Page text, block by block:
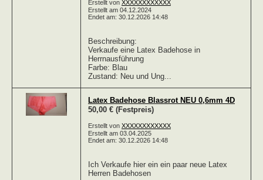
Erstellt von XXXXXXXXXXXX
Erstellt am 04.12.2024
Endet am: 30.12.2026 14:48
Beschreibung:
Verkaufe eine Latex Badehose in
Herrnausführung
Farbe: Blau
Zustand: Neu und Ung...
Latex Badehose Blassrot NEU 0,6mm 4D
50,00 € (Festpreis)
Erstellt von XXXXXXXXXXXX
Erstellt am 03.04.2025
Endet am: 30.12.2026 14:48
Ich Verkaufe hier ein ein paar neue Latex
Herren Badehosen